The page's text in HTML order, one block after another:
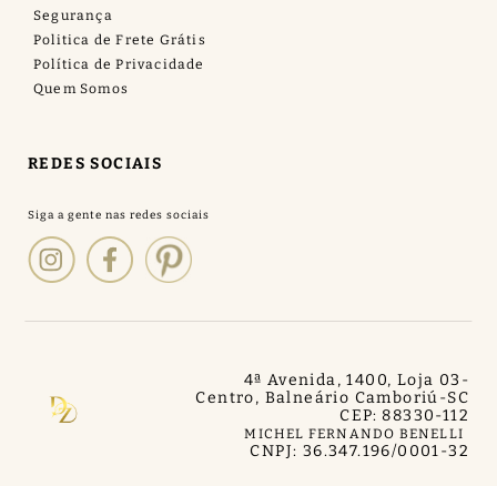
Segurança
Politica de Frete Grátis
Política de Privacidade
Quem Somos
REDES SOCIAIS
MICHEL FERNANDO BENELLI
4ª Avenida, 1400, Loja 03 -
Centro, Balneário Camboriú-SC
CEP: 88330-112
CNPJ: 36.347.196/0001-32